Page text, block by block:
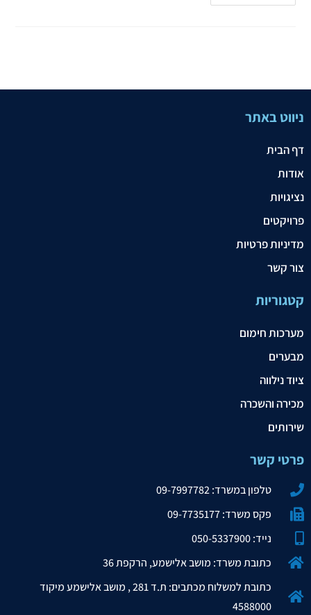
ניווט באתר
דף הבית
אודות
נציגויות
פרויקטים
מדיניות פרטיות
צור קשר
קטגוריות
מערכות חימום
מבערים
ציוד נילווה
מכירה והשכרה
שירותים
פרטי קשר
טלפון במשרד: 09-7997782
פקס משרד: 09-7735177
נייד: 050-5337900
כתובת משרד: מושב אלישמע, הרקפת 36
כתובת למשלוח מכתבים: ת.ד 281 , מושב אלישמע מיקוד
4588000